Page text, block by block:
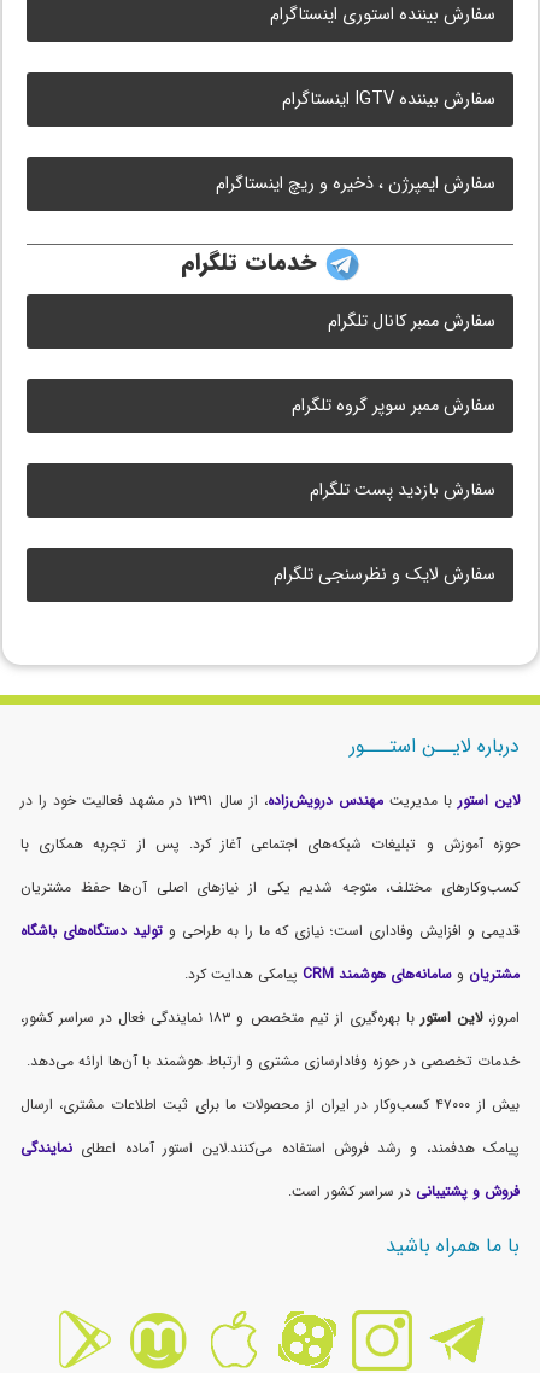
سفارش بیننده استوری اینستاگرام
سفارش بیننده IGTV اینستاگرام
سفارش ایمپرژن ، ذخیره و ریچ اینستاگرام
خدمات تلگرام
سفارش ممبر کانال تلگرام
سفارش ممبر سوپر گروه تلگرام
سفارش بازدید پست تلگرام
سفارش لایک و نظرسنجی تلگرام